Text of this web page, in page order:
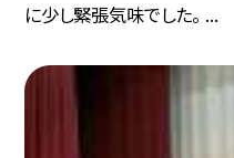
に少し緊張気味でした。 ...